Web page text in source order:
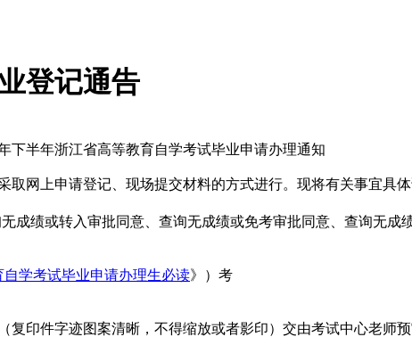
登记通告
下半年浙江省高等教育自学考试毕业申请办理通知
网上申请登记、现场提交材料的方式进行。现将有关事宜具体
成绩或转入审批同意、查询无成绩或免考审批同意、查询无
学考试毕业申请办理生必读》）考
印件字迹图案清晰，不得缩放或者影印）交由考试中心老师